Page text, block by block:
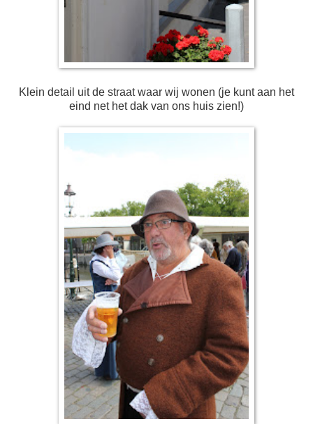
Klein detail uit de straat waar wij wonen (je kunt aan het
eind net het dak van ons huis zien!)